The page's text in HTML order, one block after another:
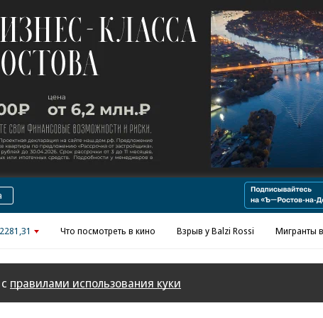
Реклама в «Ъ» www.kommersant.ru/ad
Что посмотреть в кино Взрыв у Balzi Rossi Мигранты
правилами использования куки